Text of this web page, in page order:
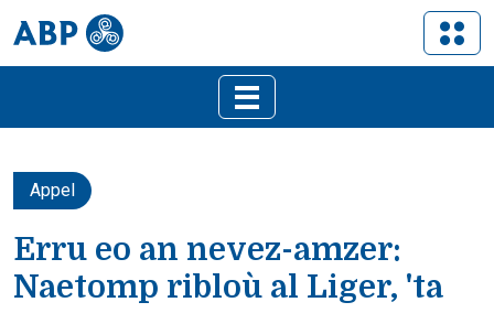
Appel
Erru eo an nevez-amzer:
Naetomp ribloù al Liger, 'ta